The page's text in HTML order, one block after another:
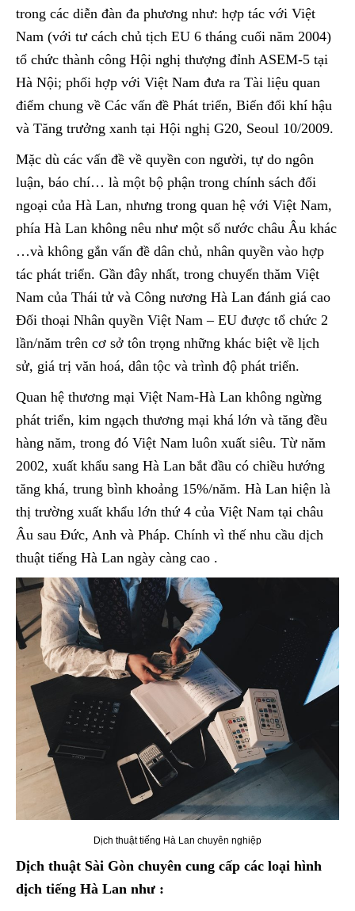
trong các diễn đàn đa phương như: hợp tác với Việt
Nam (với tư cách chủ tịch EU 6 tháng cuối năm 2004)
tổ chức thành công Hội nghị thượng đỉnh ASEM-5 tại
Hà Nội; phối hợp với Việt Nam đưa ra Tài liệu quan
điểm chung về Các vấn đề Phát triển, Biến đổi khí hậu
và Tăng trưởng xanh tại Hội nghị G20, Seoul 10/2009.
Mặc dù các vấn đề về quyền con người, tự do ngôn
luận, báo chí… là một bộ phận trong chính sách đối
ngoại của Hà Lan, nhưng trong quan hệ với Việt Nam,
phía Hà Lan không nêu như một số nước châu Âu khác
…và không gắn vấn đề dân chủ, nhân quyền vào hợp
tác phát triển. Gần đây nhất, trong chuyến thăm Việt
Nam của Thái tử và Công nương Hà Lan đánh giá cao
Đối thoại Nhân quyền Việt Nam – EU được tổ chức 2
lần/năm trên cơ sở tôn trọng những khác biệt về lịch
sử, giá trị văn hoá, dân tộc và trình độ phát triển.
Quan hệ thương mại Việt Nam-Hà Lan không ngừng
phát triển, kim ngạch thương mại khá lớn và tăng đều
hàng năm, trong đó Việt Nam luôn xuất siêu. Từ năm
2002, xuất khẩu sang Hà Lan bắt đầu có chiều hướng
tăng khá, trung bình khoảng 15%/năm. Hà Lan hiện là
thị trường xuất khẩu lớn thứ 4 của Việt Nam tại châu
Âu sau Đức, Anh và Pháp. Chính vì thế nhu cầu dịch
thuật tiếng Hà Lan ngày càng cao .
Dịch thuật tiếng Hà Lan chuyên nghiệp
Dịch thuật Sài Gòn chuyên cung cấp các loại hình
dịch tiếng Hà Lan như :